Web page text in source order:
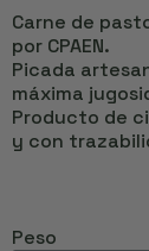
Carne de
por CPAEN.
Picada
máxima
Producto de
y con
Peso